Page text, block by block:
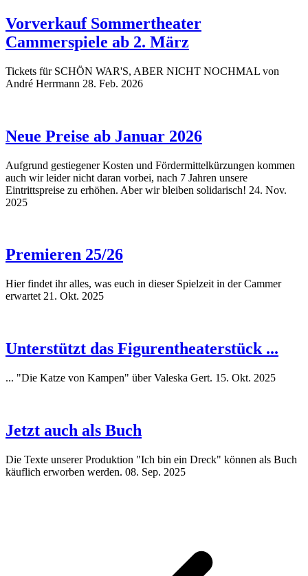
Vorverkauf Sommertheater
Cammerspiele ab 2. März
Tickets für SCHÖN WAR'S, ABER NICHT NOCHMAL von
André Herrmann 28. Feb. 2026
Neue Preise ab Januar 2026
Aufgrund gestiegener Kosten und Fördermittelkürzungen kommen
auch wir leider nicht daran vorbei, nach 7 Jahren unsere
Eintrittspreise zu erhöhen. Aber wir bleiben solidarisch! 24. Nov.
2025
Premieren 25/26
Hier findet ihr alles, was euch in dieser Spielzeit in der Cammer
erwartet 21. Okt. 2025
Unterstützt das Figurentheaterstück ...
... "Die Katze von Kampen" über Valeska Gert. 15. Okt. 2025
Jetzt auch als Buch
Die Texte unserer Produktion "Ich bin ein Dreck" können als Buch
käuflich erworben werden. 08. Sep. 2025